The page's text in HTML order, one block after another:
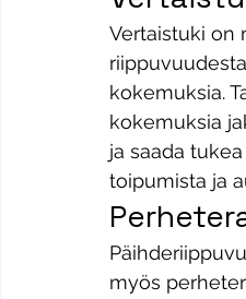
Vertaistuki on
kokemuksia.
kokemuksia
ja saada
toipumista ja
myös